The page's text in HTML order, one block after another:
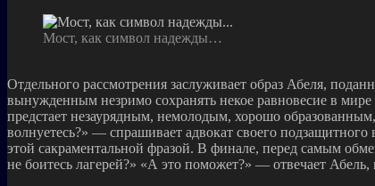
Мост, как символ надежды…
Отдельного рассмотрения заслуживает образ Абеля,
вынужденным незримо сохранять некое равновесие в
предстает незаурядным, немолодым, хорошо
волнуетесь?» — спрашивает адвокат своего
этой сакраментальной фразой. В финале, перед самым
не боитесь лагерей?» «А это поможет?» — отвечает